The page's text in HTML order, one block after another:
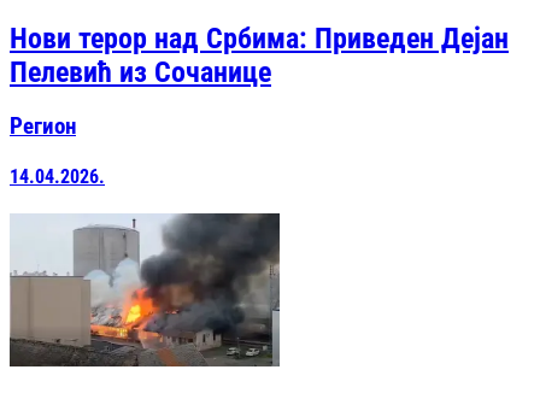
Нови терор над Србима: Приведен Дејан
Пелевић из Сочанице
Регион
14.04.2026.